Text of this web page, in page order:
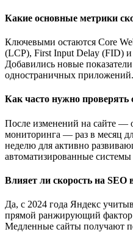
Какие основные метрики
Ключевыми остаются Core
(LCP), First Input Delay (FID)
Добавились новые
одностраничных приложений.
Как часто нужно проверять
После изменений на сайте —
мониторинга — раз в месяц
неделю для активно
автоматизированные
Влияет ли скорость на SEO
Да, с 2024 года Яндекс
прямой ранжирующий фактор
Медленные сайты получают